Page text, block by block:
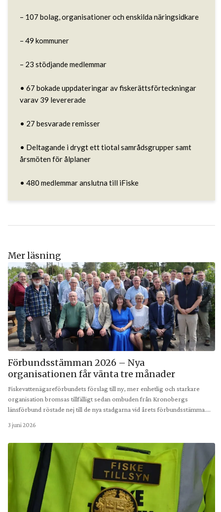
– 107 bolag, organisationer och enskilda näringsidkare
– 49 kommuner
– 23 stödjande medlemmar
• 67 bokade uppdateringar av fiskerättsförteckningar
varav 39 levererade
• 27 besvarade remisser
• Deltagande i drygt ett tiotal samrådsgrupper samt
årsmöten för ålplaner
• 480 medlemmar anslutna till iFiske
Mer läsning
Förbundsstämman 2026 – Nya
organisationen får vänta tre månader
Fiskevattenägareförbundets förslag till ny, mer enhetlig och starkare
organisation bromsas tillfälligt sedan ombuden från Kronobergs
länsförbund röstade nej till de nya stadgarna vid årets förbundsstämma.…
3 juni 2026